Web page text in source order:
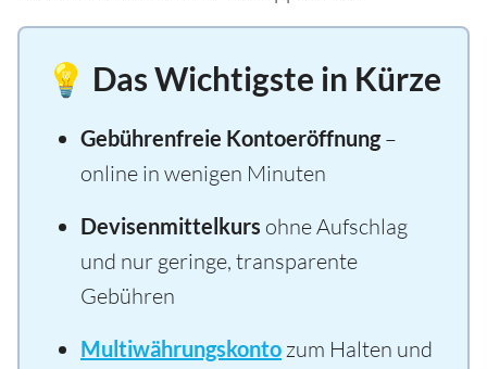
💡 Das Wichtigste in Kürze
Gebührenfreie Kontoeröffnung–
online in wenigen Minuten
Devisenmittelkurs ohne Aufschlag
und nur geringe, transparente
Gebühren
Multiwährungskontozum Halten und